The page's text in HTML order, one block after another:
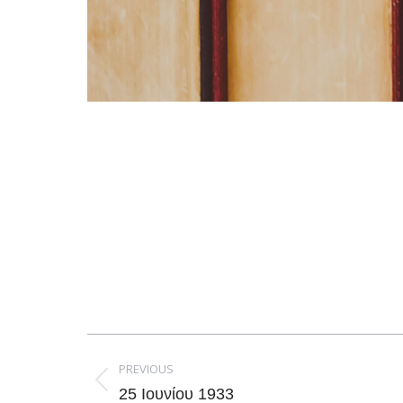
navigation
PREVIOUS
Previous
25 Ιουνίου 1933